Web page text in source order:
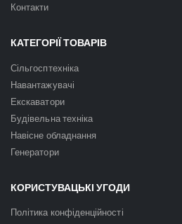
Контакти
КАТЕГОРІЇ ТОВАРІВ
Сільгосптехніка
Навантажувачі
Екскаватори
Будівельна техніка
Навісне обладнання
Генератори
КОРИСТУВАЦЬКІ УГОДИ
Політика конфіденційності